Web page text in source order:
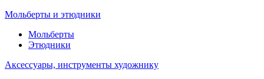
Мольберты и этюдники
Мольберты
Этюдники
Аксессуары, инструменты художнику